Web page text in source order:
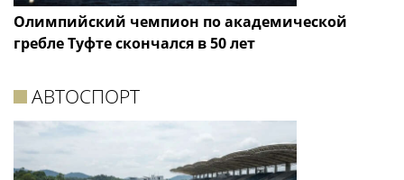
Олимпийский чемпион по академической
гребле Туфте скончался в 50 лет
АВТОСПОРТ